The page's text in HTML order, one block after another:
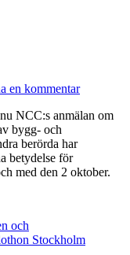
en kommentar
NCC:s anmälan om
bygg- och
berörda har
betydelse för
med den 2 oktober.
och
Stockholm